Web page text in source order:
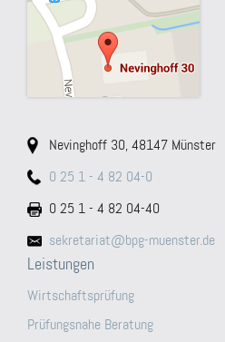
Nevinghoff 30, 48147 Münster
0 25 1 - 4 82 04-0
0 25 1 - 4 82 04-40
sekretariat@bpg-muenster.de
Leistungen
Wirtschaftsprüfung
Prüfungsnahe Beratung